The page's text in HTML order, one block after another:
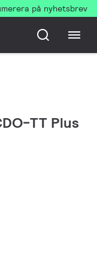
på nyhetsbrev
TT Plus